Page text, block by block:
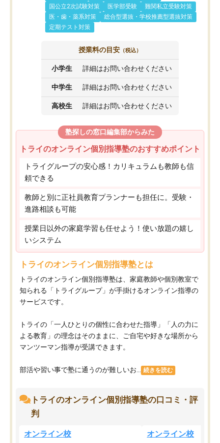
国公立2次試験対策
医学部受験
難関私立受験対策
医・歯・薬系対策
総合型選抜・学校推薦型選抜対策
定期テスト対策
授業料の目安 （税込）
小学生 詳細はお問い合わせください
中学生 詳細はお問い合わせください
高校生 詳細はお問い合わせください
塾探しの窓口編集部からみた
トライのオンライン個別指導塾のおすすめポイント
トライグループの安心感！カリキュラムも教師も信
頼できる
教師と別に正社員教育プランナーも担任に。受験・
進路相談も可能
授業日以外の家庭学習も任せよう！使い放題の嬉し
いシステム
トライのオンライン個別指導塾とは
トライのオンライン個別指導塾は、家庭教師や個別教室で
知られる「トライグループ」が手掛けるオンライン指導の
サービスです。
トライの「一人ひとりの個性に合わせた指導」「人の力に
よる教育」の理念はそのままに、ご自宅や好きな場所から
マンツーマン指導が受講できます。
部活や習い事で塾に通うのが難しいお... 続きを読む
トライのオンライン個別指導塾の口コミ・評
判
オンライン校 オンライン校